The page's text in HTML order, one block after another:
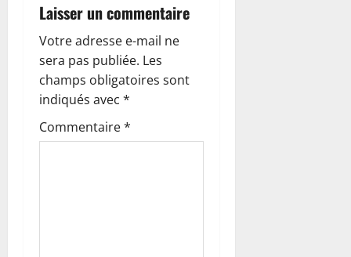
t
i
o
n
d
Laisser un commentaire
Votre adresse e-mail ne
sera pas publiée. Les
champs obligatoires sont
indiqués avec *
Commentaire*